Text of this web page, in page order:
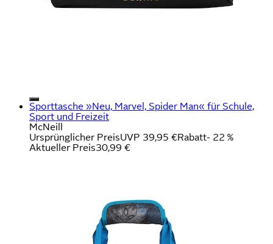
Sporttasche »Neu, Marvel, Spider Man« für Schule,
Sport und Freizeit
McNeill
Ursprünglicher PreisUVP 39,95 €Rabatt- 22 %
Aktueller Preis30,99 €